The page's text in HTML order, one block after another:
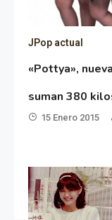
JPop actual
«Pottya»,
suman 380
15 Enero 2015